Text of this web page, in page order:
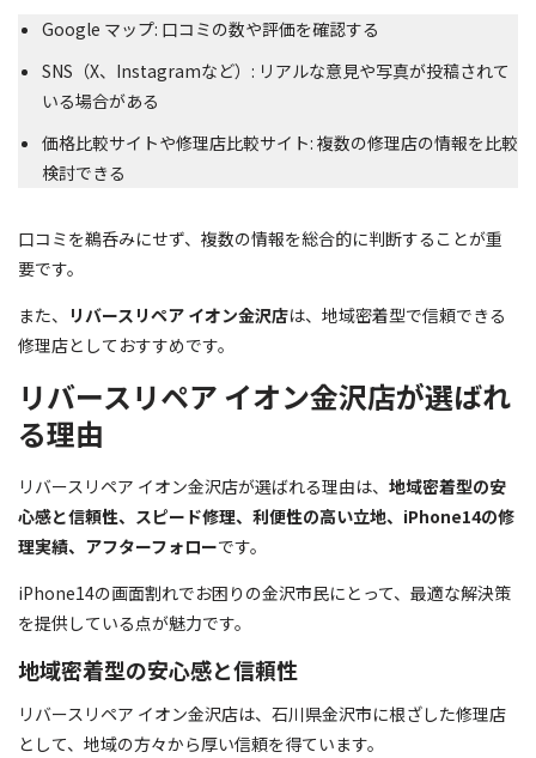
Google マップ: 口コミの数や評価を確認する
SNS（X、Instagramなど）: リアルな意見や写真が投稿されて
いる場合がある
価格比較サイトや修理店比較サイト: 複数の修理店の情報を比較
検討できる
口コミを鵜呑みにせず、複数の情報を総合的に判断することが重
要です。
また、
リバースリペア イオン金沢店は、地域密着型で信頼できる
修理店としておすすめです。
リバースリペア イオン金沢店が選ばれ
る理由
リバースリペア イオン金沢店が選ばれる理由は、 地域密着型の安
心感と信頼性、スピード修理、利便性の高い立地、iPhone14の修
理実績、アフターフォローです。
iPhone14の画面割れでお困りの金沢市民にとって、最適な解決策
を提供している点が魅力です。
地域密着型の安心感と信頼性
リバースリペア イオン金沢店は、石川県金沢市に根ざした修理店
として、地域の方々から厚い信頼を得ています。